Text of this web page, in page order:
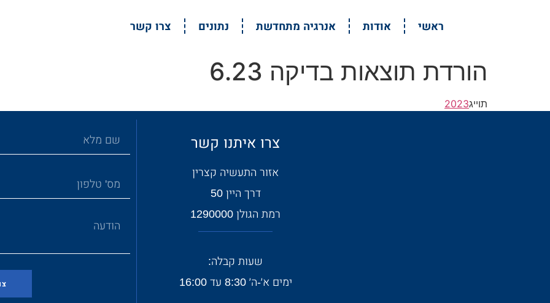
ראשי אודות אנרגיה מתחדשת נתונים צרו קשר
הורדת תוצאות בדיקה 6.23
תוייג2023
צרו איתנו קשר
אזור התעשיה קצרין
דרך היין 50
רמת הגולן 1290000
שעות קבלה:
ימים א׳-ה׳ 8:30 עד 16:00